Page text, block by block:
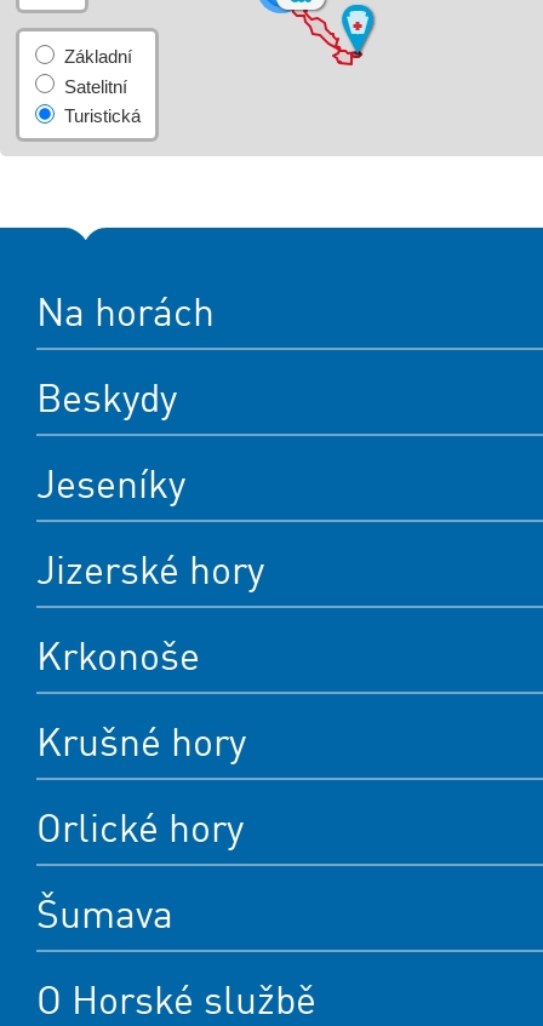
Na horách
Beskydy
Jeseníky
Jizerské hory
Krkonoše
Krušné hory
Orlické hory
Šumava
O Horské službě